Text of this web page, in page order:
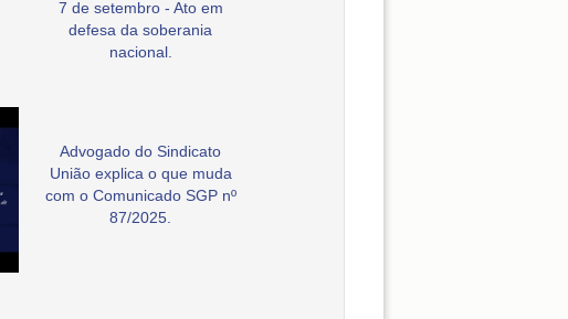
7 de setembro - Ato em
defesa da soberania
nacional.
Advogado do Sindicato
União explica o que muda
com o Comunicado SGP nº
87/2025.